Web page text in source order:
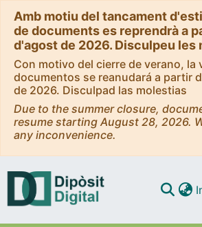
Amb motiu del tancament
de documents es reprendrà a
d'agost de 2026. Disculpeu les
Con motivo del cierre de verano, la
documentos se reanudará a partir
de 2026. Disculpad las molestias
Due to the summer closure,
resume starting August 28, 2026.
any inconvenience.